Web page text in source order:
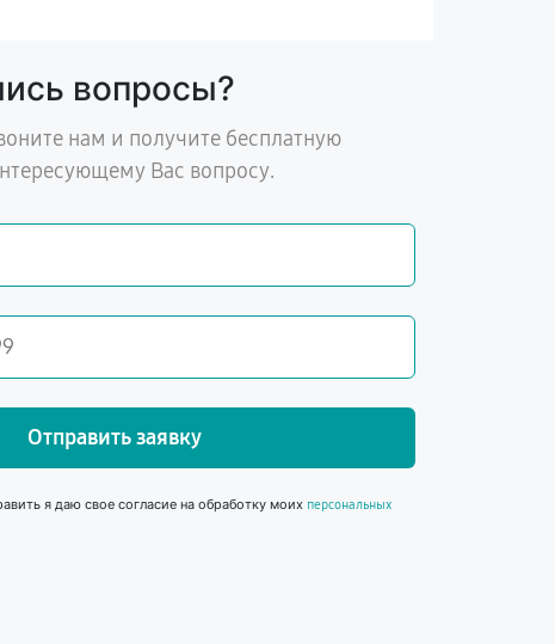
вопросы?
нам и получите бесплатную
Вас вопросу.
Отправить заявку
я даю свое согласие на обработку моих персональных